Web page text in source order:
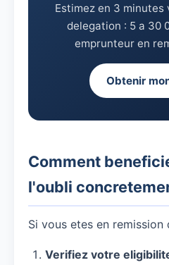
Estimez en 3 minutes
delegation : 5 a 30
emprunteur en
Obtenir
Comment
l'oubli
Si vous etes en remission
Verifiez votre